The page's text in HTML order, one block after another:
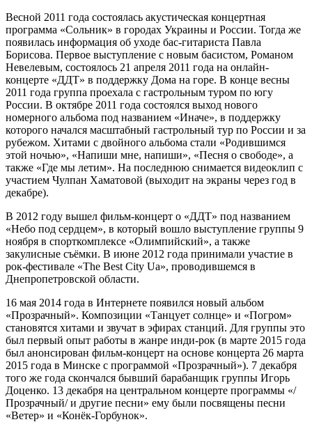
Весной 2011 года состоялась акустическая концертная
программа «Сольник» в городах Украины и России. Тогда же
появилась информация об уходе бас-гитариста Павла
Борисова. Первое выступление с новым басистом, Романом
Невелевым, состоялось 21 апреля 2011 года на онлайн-
концерте «ДДТ» в поддержку Дома на горе. В конце весны
2011 года группа проехала с гастрольным туром по югу
России. В октябре 2011 года состоялся выход нового
номерного альбома под названием «Иначе», в поддержку
которого начался масштабный гастрольный тур по России и за
рубежом. Хитами с двойного альбома стали «Родившимся
этой ночью», «Напиши мне, напиши», «Песня о свободе», а
также «Где мы летим». На последнюю снимается видеоклип с
участием Чулпан Хаматовой (выходит на экраны через год в
декабре).
В 2012 году вышел фильм-концерт о «ДДТ» под названием
«Небо под сердцем», в который вошло выступление группы 9
ноября в спорткомплексе «Олимпийский», а также
закулисные съёмки. В июне 2012 года принимали участие в
рок-фестивале «The Best City Ua», проводившемся в
Днепропетровской области.
16 мая 2014 года в Интернете появился новый альбом
«Прозрачный». Композиции «Танцует солнце» и «Погром»
становятся хитами и звучат в эфирах станций. Для группы это
был первый опыт работы в жанре инди-рок (в марте 2015 года
был анонсирован фильм-концерт на основе концерта 26 марта
2015 года в Минске с программой «Прозрачный»). 7 декабря
того же года скончался бывший барабанщик группы Игорь
Доценко. 13 декабря на центральном концерте программы «/
Прозрачный/ и другие песни» ему были посвящены песни
«Ветер» и «Конёк-Горбунок».